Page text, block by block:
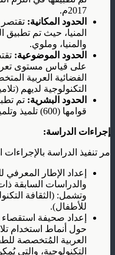
2017م.
الحدود المكانية:
المنيا، حيث تم تطبيق
والمنيا، وملوي.
الحدود الموضوعية:
على قياس مستوى تعرض
الفضائية العربية
التكنولوجية لديهم
الحدود البشرية: تم
قوامها (600) تلميذ وتلميذة في المرحلة الإبتدائية.
إجراءات الدراسة:
مر تنفيذ الدراسة بالإجراءات
إعداد الإطار
والدراسات السابقة
وتشمل: (الثقافة
للأطفال).
إعداد صحيفة استقصاء
حول أنماط استخدام
العربية المُتخصصة
التكنولوجية، والتي